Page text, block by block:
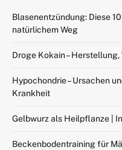
Blasenentzündung: Diese
natürlichem Weg
Droge Kokain –
Hypochondrie – Ursachen
Krankheit
Gelbwurz als Heilpflanze |
Beckenbodentraining für